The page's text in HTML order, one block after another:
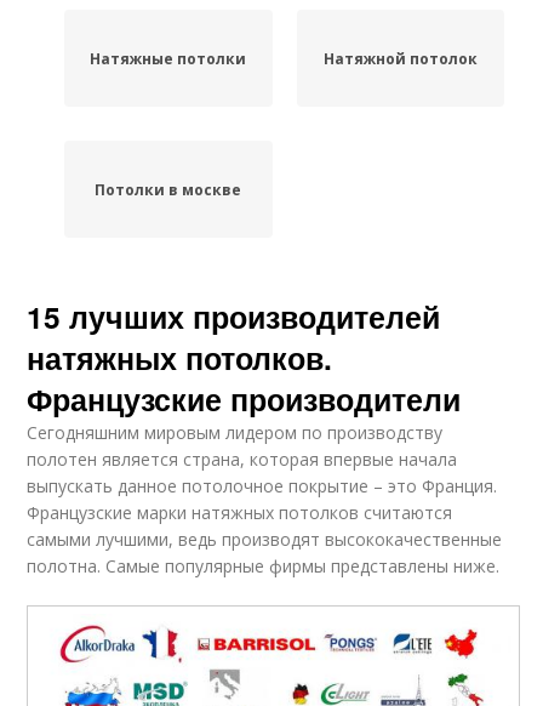
Натяжные потолки Натяжной потолок
Потолки в москве
15 лучших производителей
натяжных потолков.
Французские производители
Сегодняшним мировым лидером по производству
полотен является страна, которая впервые начала
выпускать данное потолочное покрытие – это Франция.
Французские марки натяжных потолков считаются
самыми лучшими, ведь производят высококачественные
полотна. Самые популярные фирмы представлены ниже.